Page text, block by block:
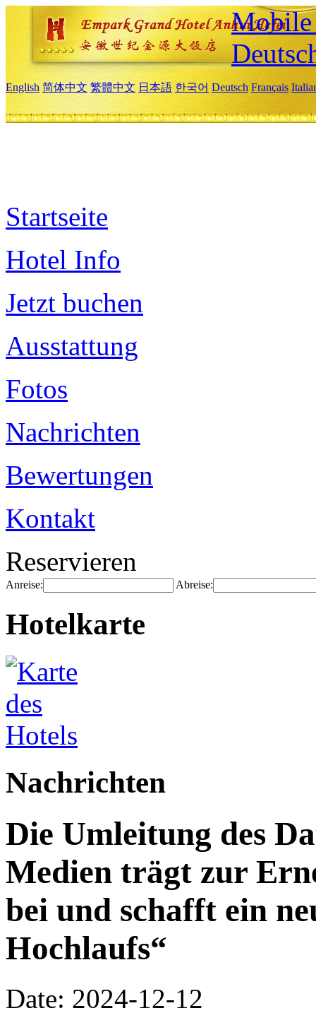
Mobile
English 简体中文 繁體中文 日本語 한국어 Deutsch Français
Startseite
Hotel Info
Jetzt buchen
Ausstattung
Fotos
Nachrichten
Bewertungen
Kontakt
Reservieren
Anreise: Abreise:
Hotelkarte
Nachrichten
Die Umleitung des
Medien trägt zur
bei und schafft ein
Hochlaufs“
Date: 2024-12-12